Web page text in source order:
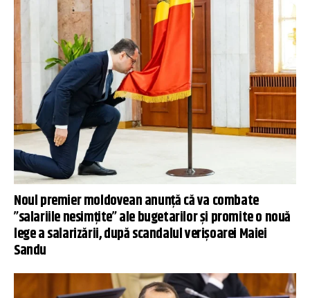
Noul premier moldovean anunță că va combate
”salariile nesimțite” ale bugetarilor și promite o nouă
lege a salarizării, după scandalul verișoarei Maiei
Sandu